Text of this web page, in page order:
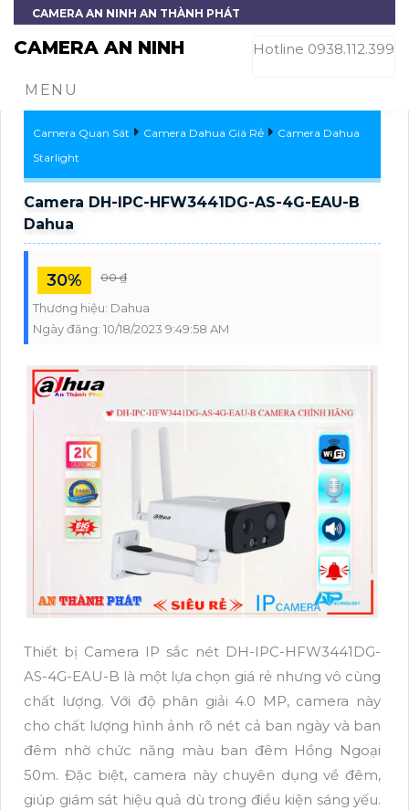
CAMERA AN NINH AN THÀNH PHÁT
CAMERA AN NINH Hotline 0938.112.399
MENU
Camera Quan Sát Camera Dahua Giá Rẻ
Camera Dahua
Starlight
Camera DH-IPC-HFW3441DG-AS-4G-EAU-B
Dahua
30% 00 ₫
Thương hiệu: Dahua
Ngày đăng: 10/18/2023 9:49:58 AM
Thiết bị Camera IP sắc nét DH-IPC-HFW3441DG-
AS-4G-EAU-B là một lựa chọn giá rẻ nhưng vô cùng
chất lượng. Với độ phân giải 4.0 MP, camera này
cho chất lượng hình ảnh rõ nét cả ban ngày và ban
đêm nhờ chức năng màu ban đêm Hồng Ngoại
50m. Đặc biệt, camera này chuyên dụng về đêm,
giúp giám sát hiệu quả dù trong điều kiện sáng yếu.